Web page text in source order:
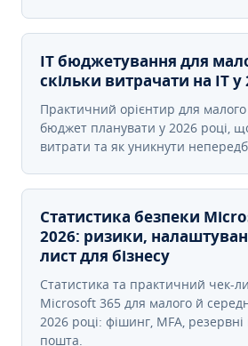
IT бюджетування для
скільки витрачати на IT у
Практичний орієнтир для малого
бюджет планувати у 2026 році,
витрати та як уникнути
Статистика безпеки
2026: ризики,
лист для бізнесу
Статистика та практичний чек-
Microsoft 365 для малого й
2026 році: фішинг, MFA, резервні
пошта.